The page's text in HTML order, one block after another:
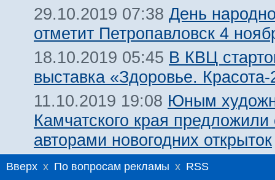
29.10.2019 07:38 День
отметит Петропавловск 4
18.10.2019 05:45 В КВЦ
выставка «Здоровье.
11.10.2019 19:08 Юным
Камчатского края предложили
авторами новогодних открыток
Вверх x По вопросам рекламы x RSS